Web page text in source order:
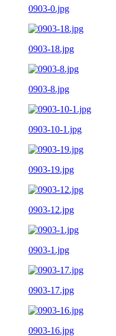
0903-0.jpg
0903-18.jpg
0903-8.jpg
0903-10-1.jpg
0903-19.jpg
0903-12.jpg
0903-1.jpg
0903-17.jpg
0903-16.jpg